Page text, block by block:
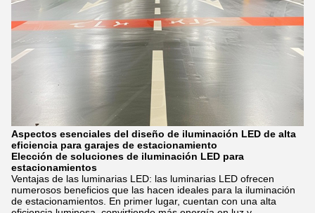
Aspectos esenciales del diseño de iluminación LED de alta
eficiencia para garajes de estacionamiento
Elección de soluciones de iluminación LED para
estacionamientos
Ventajas de las luminarias LED: las luminarias LED ofrecen
numerosos beneficios que las hacen ideales para la iluminación
de estacionamientos. En primer lugar, cuentan con una alta